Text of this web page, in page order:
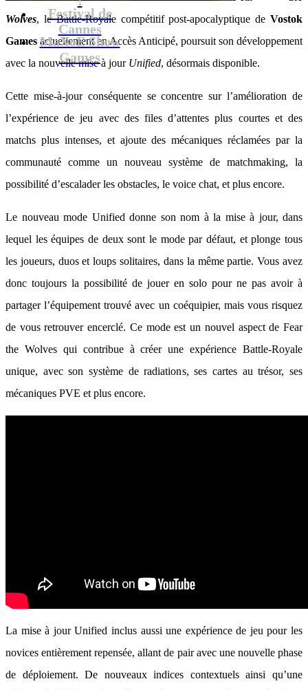
Festival de
Cannes
MaXoE Show
Games
Wolves, le Battle-Royale compétitif post-apocalyptique de Vostok
Games actuellement en Accès Anticipé, poursuit son développement
avec la nouvelle mise à jour Unified, désormais disponible.
Cette mise-à-jour conséquente se concentre sur l’amélioration de
l’expérience de jeu avec des files d’attentes plus courtes et des
matchs plus intenses, et ajoute des mécaniques réclamées par la
communauté comme un nouveau système de matchmaking, la
possibilité d’escalader les obstacles, le voice chat, et plus encore.
Le nouveau mode Unified donne son nom à la mise à jour, dans
lequel les équipes de deux sont le mode par défaut, et plonge tous
les joueurs, duos et loups solitaires, dans la même partie. Vous avez
donc toujours la possibilité de jouer en solo pour ne pas avoir à
partager l’équipement trouvé avec un coéquipier, mais vous risquez
de vous retrouver encerclé. Ce mode est un nouvel aspect de Fear
the Wolves qui contribue à créer une expérience Battle-Royale
unique, avec son système de radiations, ses cartes au trésor, ses
mécaniques PVE et plus encore.
La mise à jour Unified inclus aussi une expérience de jeu pour les
novices entièrement repensée, allant de pair avec une nouvelle phase
de déploiement. De nouveaux indices contextuels ainsi qu’une